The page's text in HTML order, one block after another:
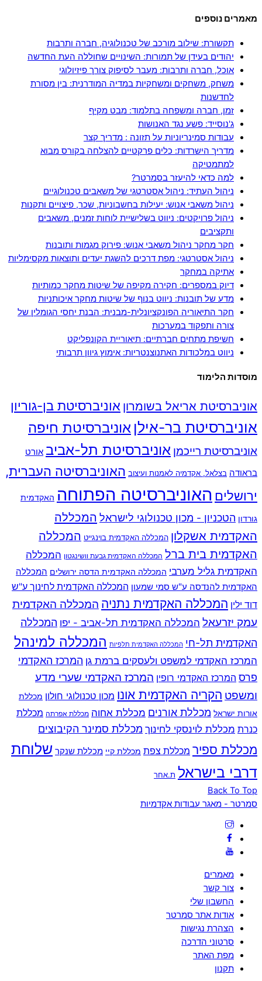
מאמרים נוספים
תקשורת: שילוב מורכב של טכנולוגיה, חברה ותרבות
יהודים בעידן של תמורות: השינויים שחוללה העת החדשה
אוכל, חברה ותרבות: מעבר לסיפוק צורך פיזיולוגי
משחק, משחקים ומשחקיות במדיה המודרנית: בין מסורת
לחדשנות
זמן, חברה ומשפחה בתלמוד: מבט מקיף
ג'נוסייד: פשע נגד האנושות
עבודות סמינריוניות על תזונה : מדריך קצר
מדריך הישרדות: כלים פרקטיים להצלחה בקורס מבוא
למתמטיקה
למה כדאי להיעזר בסמרטר?
ניהול העתיד: ניהול אסטרטגי של משאבים טכנולוגיים
ניהול משאבי אנוש: יעילות בחשבוניות, שכר, פיצויים ותקנות
ניהול פרויקטים: ניווט בשלישיית לוחות זמנים, משאבים
ותקציבים
חקר מחקר ניהול משאבי אנוש: פירוק מגמות ותובנות
ניהול אסטרטגי: מפת דרכים להשגת יעדים ותוצאות מקסימליות
אתיקה במחקר
דיוק במספרים: חקירה מקיפה של שיטות מחקר כמותיות
מדע של תובנות: ניווט בנוף של שיטות מחקר איכותניות
חקר התיאוריה הפונקציונלית-מבנית: הבנת יחסי הגומלין של
צורה ותפקוד במערכות
חשיפת מתחים חברתיים: תיאוריית הקונפליקט
ניווט במלכודות האתנוצנטריות: אימוץ גיוון תרבותי
מוסדות הלימוד
אוניברסיטת אריאל בשומרון אוניברסיטת בן-גוריון
אוניברסיטת בר-אילן אוניברסיטת חיפה
אוניברסיטת רייכמן אוניברסיטת תל-אביב אורט
בראודה בצלאל, אקדמיה לאמנות ועיצוב האוניברסיטה העברית,
ירושלים האוניברסיטה הפתוחה האקדמית
גורדון הטכניון - מכון טכנולוגי לישראל המכללה
האקדמית אשקלון המכללה האקדמית בוינגייט המכללה
האקדמית בית ברל המכללה האקדמית גבעת וושינגטון המכללה
האקדמית גליל מערבי המכללה האקדמית הדסה ירושלים המכללה
האקדמית להנדסה ע"ש סמי שמעון המכללה האקדמית לחינוך ע"ש
דוד ילין המכללה האקדמית נתניה המכללה האקדמית
עמק יזרעאל המכללה האקדמית תל-אביב - יפו המכללה
האקדמית תל-חי המכללה האקדמית תלפיות המכללה למינהל
המרכז האקדמי למשפט ולעסקים ברמת גן המרכז האקדמי
פרס המרכז האקדמי רופין המרכז האקדמי שערי מדע
ומשפט הקריה האקדמית אונו מכון טכנולוגי חולון מכללת
אורות ישראל מכללת אורנים מכללת אחוה מכללת אפרתה מכללת
כנרת מכללת לוינסקי לחינוך מכללת סמינר הקיבוצים
מכללת ספיר מכללת צפת מכללת קיי מכללת שנקר שלוחת
דרבי בישראל ת.אחר
Back To Top
סמרטר - מאגר עבודות אקדמיות
מאמרים
צור קשר
החשבון שלי
אודות אתר סמרטר
הצהרת נגישות
סרטוני הדרכה
מפת האתר
תקנון